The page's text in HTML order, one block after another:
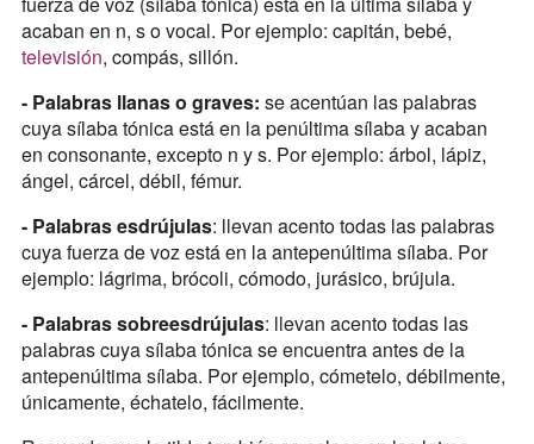
acaban en n, s o vocal. Por ejemplo: capitán, bebé,
televisión, compás, sillón.
- Palabras llanas o graves: se acentúan las palabras
cuya sílaba tónica está en la penúltima sílaba y acaban
en consonante, excepto n y s. Por ejemplo: árbol, lápiz,
ángel, cárcel, débil, fémur.
- Palabras esdrújulas: llevan acento todas las palabras
cuya fuerza de voz está en la antepenúltima sílaba. Por
ejemplo: lágrima, brócoli, cómodo, jurásico, brújula.
- Palabras sobreesdrújulas: llevan acento todas las
palabras cuya sílaba tónica se encuentra antes de la
antepenúltima sílaba. Por ejemplo, cómetelo, débilmente,
únicamente, échatelo, fácilmente.